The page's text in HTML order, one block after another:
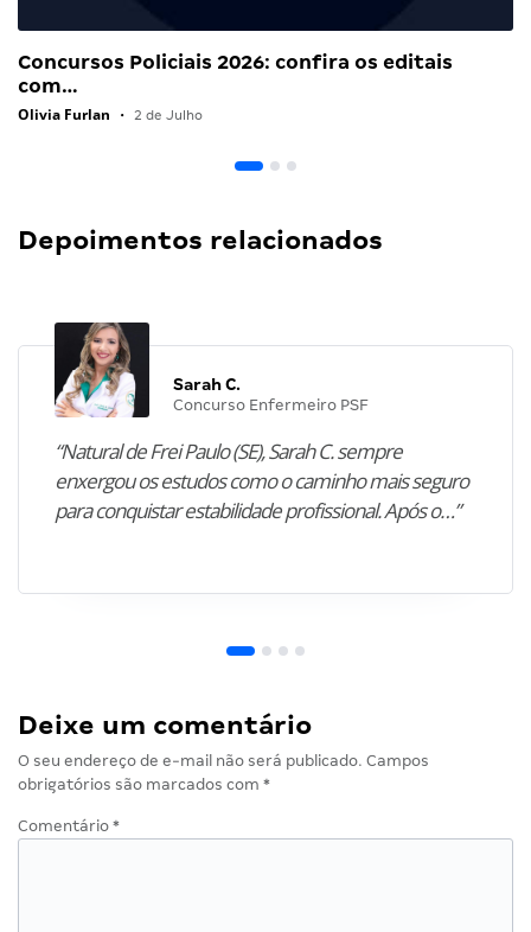
Concursos Policiais 2026: confira os editais
com…
Olivia Furlan • 2 de Julho
Depoimentos relacionados
Sarah C.
Concurso Enfermeiro PSF
“Natural de Frei Paulo (SE), Sarah C. sempre
enxergou os estudos como o caminho mais seguro
para conquistar estabilidade profissional. Após o…”
Deixe um comentário
O seu endereço de e-mail não será publicado. Campos
obrigatórios são marcados com *
Comentário *